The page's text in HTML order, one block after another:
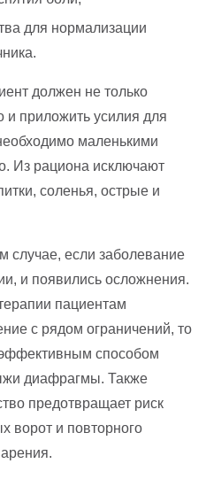
для нормализации
должен не только
и приложить усилия для
маленькими
Из рациона исключают
соленья, острые и
случае, если заболевание
и появились осложнения.
пациентам
с рядом ограничений, то
способом
диафрагмы. Также
предотвращает риск
ворот и повторного